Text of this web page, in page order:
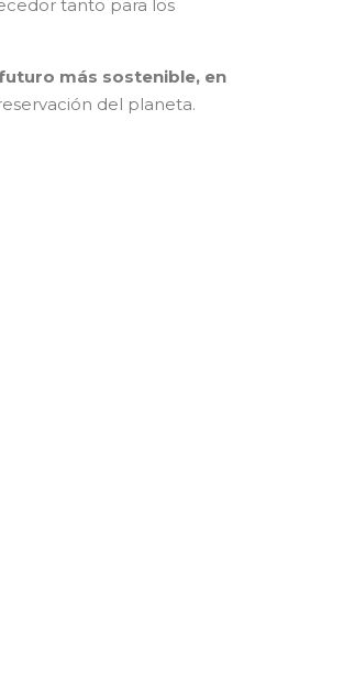
tanto para los
más sostenible, en
del planeta.